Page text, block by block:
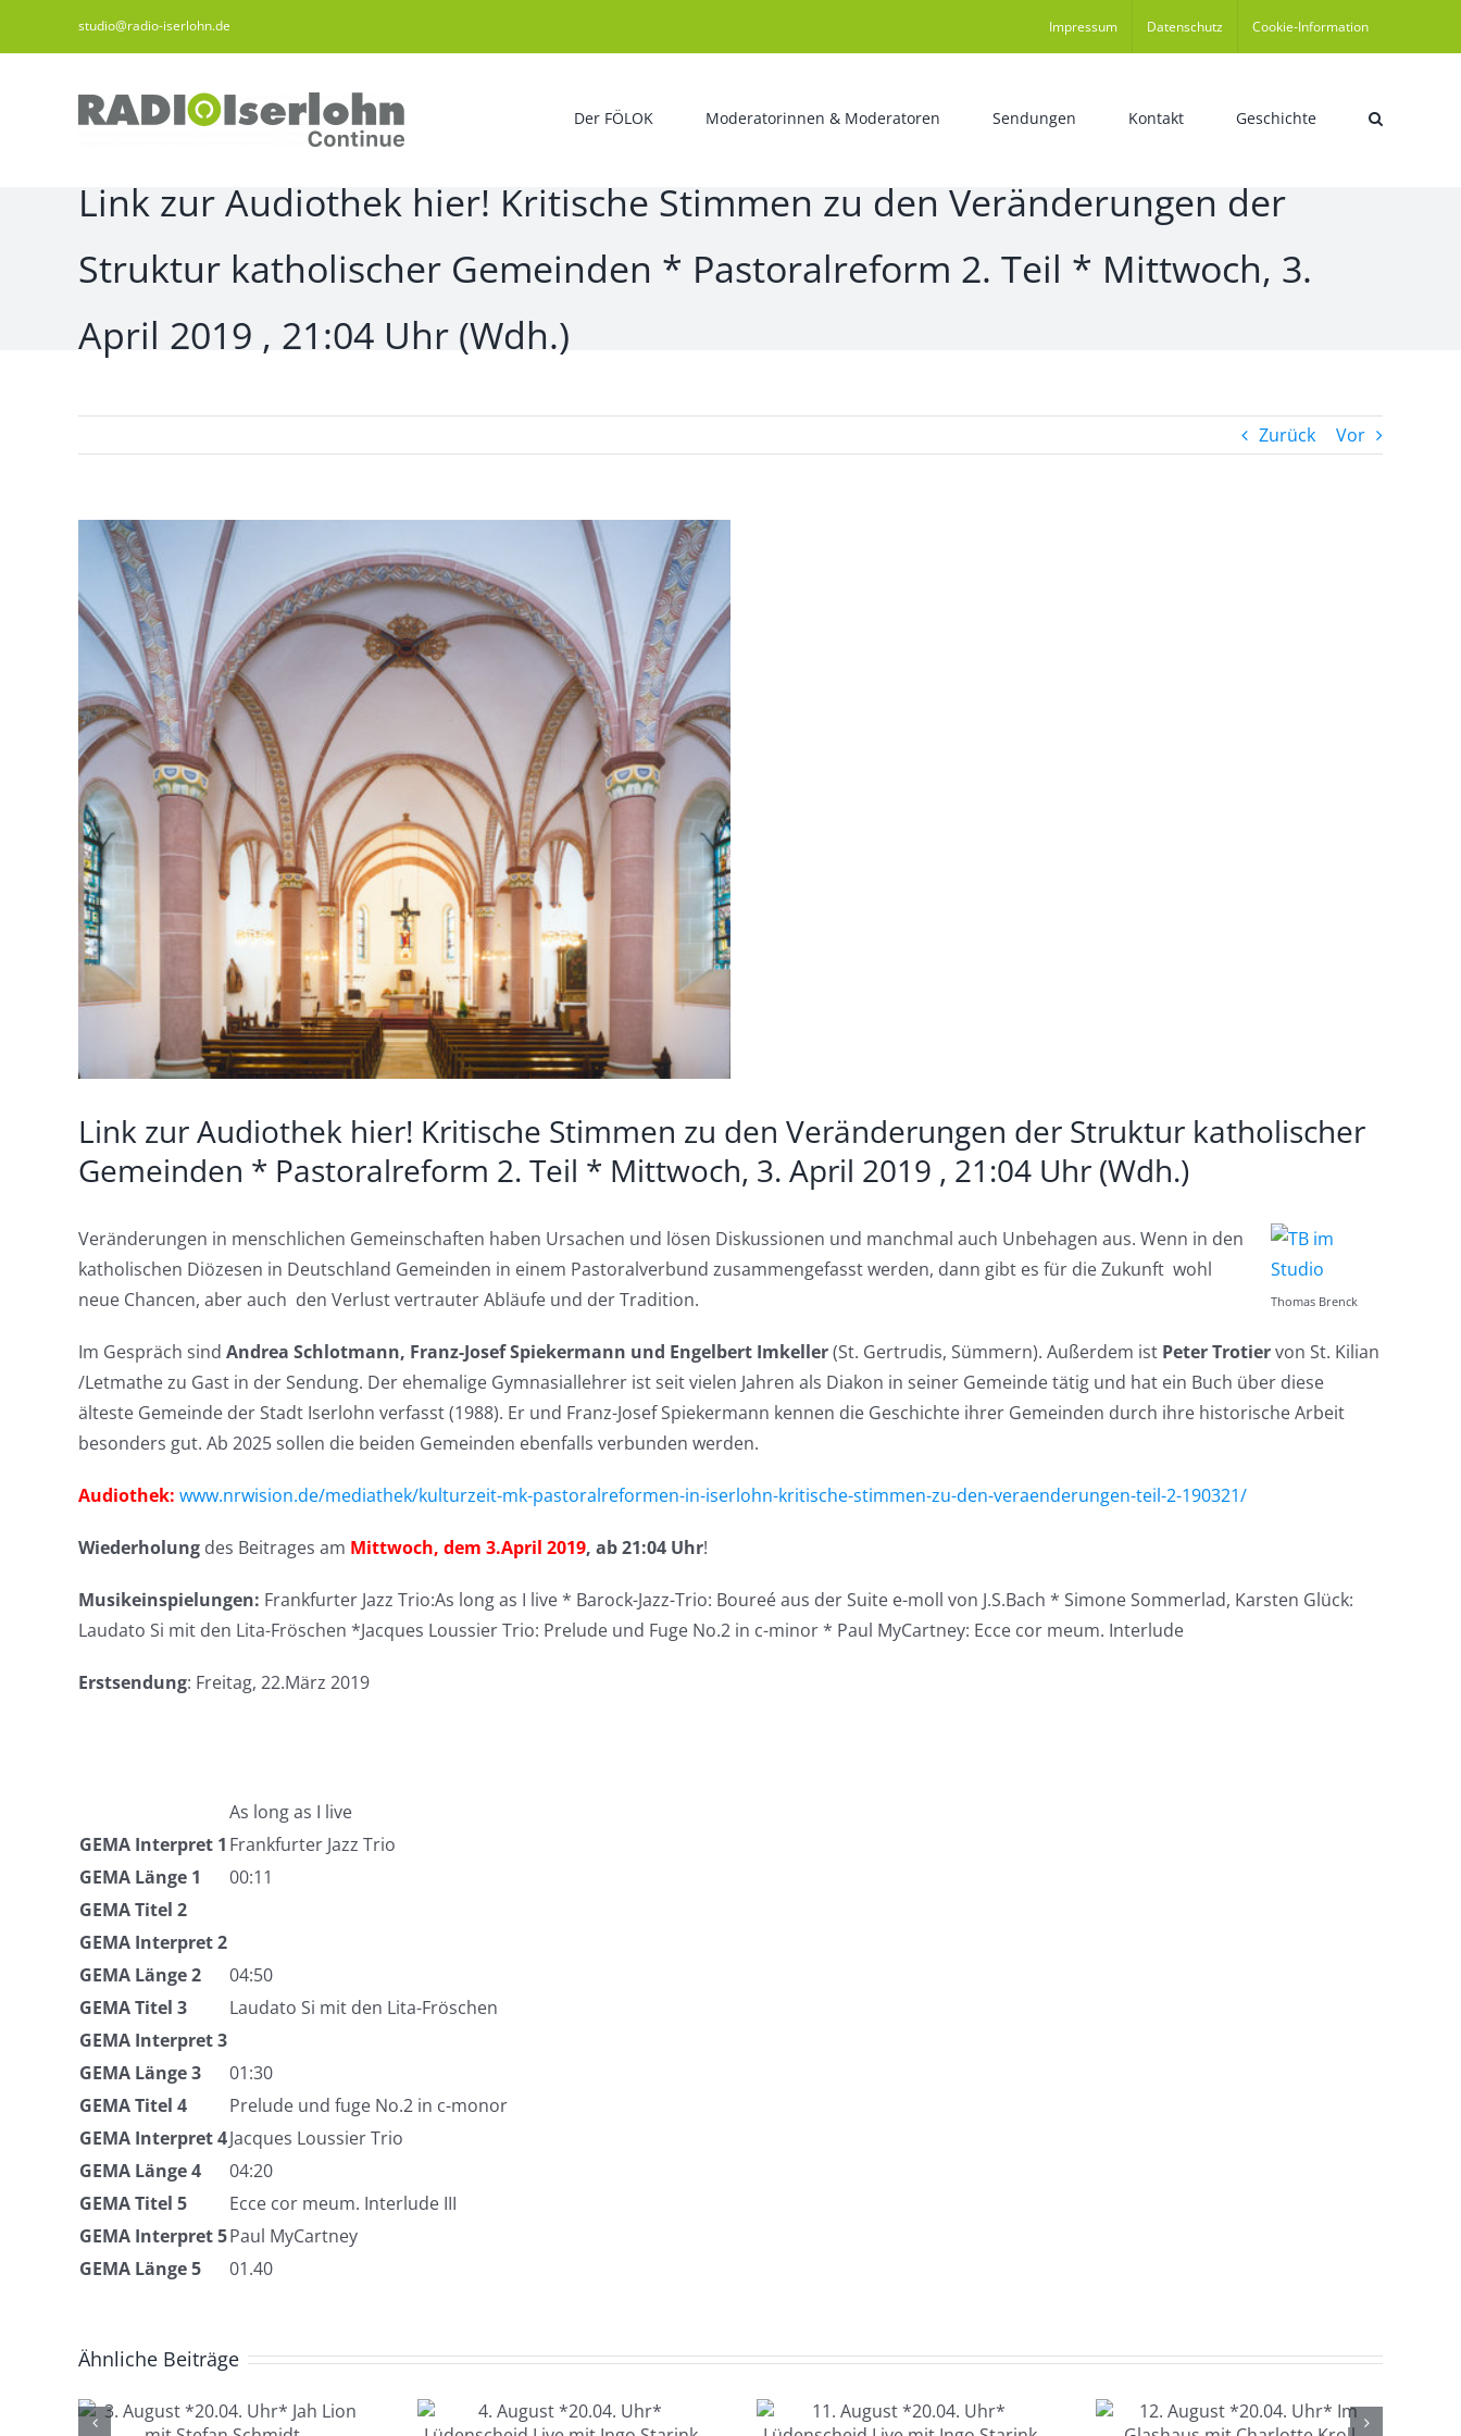
studio@radio-iserlohn.de Impressum Datenschutz Cookie-Information
Der FÖLOK Moderatorinnen & Moderatoren Sendungen Kontakt Geschichte
Link zur Audiothek hier! Kritische Stimmen zu den Veränderungen der
Struktur katholischer Gemeinden * Pastoralreform 2. Teil * Mittwoch, 3.
April 2019 , 21:04 Uhr (Wdh.)
Zurück Vor
Zeige
grösseres
Bild
Link zur Audiothek hier! Kritische Stimmen zu den Veränderungen der Struktur katholischer
Gemeinden * Pastoralreform 2. Teil * Mittwoch, 3. April 2019 , 21:04 Uhr (Wdh.)
Thomas Brenck
Veränderungen in menschlichen Gemeinschaften haben Ursachen und lösen Diskussionen und manchmal auch Unbehagen aus. Wenn in den
katholischen Diözesen in Deutschland Gemeinden in einem Pastoralverbund zusammengefasst werden, dann gibt es für die Zukunft wohl
neue Chancen, aber auch den Verlust vertrauter Abläufe und der Tradition.
Im Gespräch sind Andrea Schlotmann, Franz-Josef Spiekermann und Engelbert Imkeller(St. Gertrudis, Sümmern). Außerdem ist Peter Trotiervon St. Kilian
/Letmathe zu Gast in der Sendung. Der ehemalige Gymnasiallehrer ist seit vielen Jahren als Diakon in seiner Gemeinde tätig und hat ein Buch über diese
älteste Gemeinde der Stadt Iserlohn verfasst (1988). Er und Franz-Josef Spiekermann kennen die Geschichte ihrer Gemeinden durch ihre historische Arbeit
besonders gut. Ab 2025 sollen die beiden Gemeinden ebenfalls verbunden werden.
Audiothek: www.nrwision.de/mediathek/kulturzeit-mk-pastoralreformen-in-iserlohn-kritische-stimmen-zu-den-veraenderungen-teil-2-190321/
Wiederholung des Beitrages am Mittwoch, dem 3.April 2019, ab 21:04 Uhr!
Musikeinspielungen: Frankfurter Jazz Trio:As long as I live * Barock-Jazz-Trio: Boureé aus der Suite e-moll von J.S.Bach * Simone Sommerlad, Karsten Glück:
Laudato Si mit den Lita-Fröschen *Jacques Loussier Trio: Prelude und Fuge No.2 in c-minor * Paul MyCartney: Ecce cor meum. Interlude
Erstsendung: Freitag, 22.März 2019
As long as I live
GEMA Interpret 1 Frankfurter Jazz Trio
GEMA Länge 1
00:11
GEMA Titel 2
GEMA Interpret 2
GEMA Länge 2
04:50
GEMA Titel 3
Laudato Si mit den Lita-Fröschen
GEMA Interpret 3
GEMA Länge 3
01:30
GEMA Titel 4
Prelude und fuge No.2 in c-monor
GEMA Interpret 4Jacques Loussier Trio
GEMA Länge 4
04:20
GEMA Titel 5
Ecce cor meum. Interlude III
GEMA Interpret 5Paul MyCartney
GEMA Länge 5
01.40
Ähnliche Beiträge
Uhr*
*20.04. Uhr*
*20.04. Uhr* Im